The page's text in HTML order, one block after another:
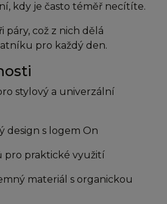
kdy je často téměř necítíte.
páry, což z nich dělá
pro každý den.
stylový a univerzální
design s logem On
pro praktické využití
materiál s organickou